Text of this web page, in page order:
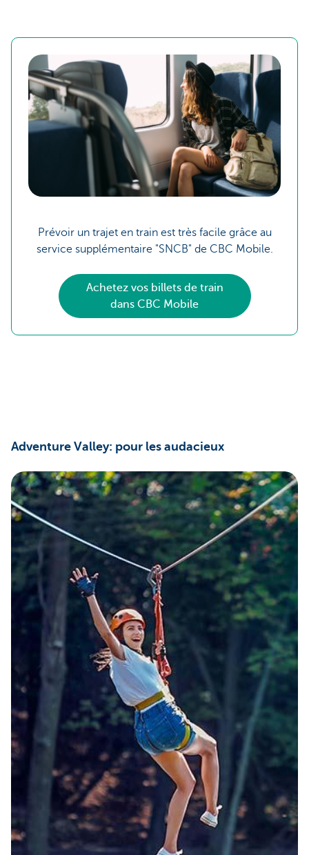
Prévoir un trajet en train est très facile grâce au
service supplémentaire "SNCB" de CBC Mobile.
Achetez vos billets de train
dans CBC Mobile
Adventure Valley: pour les audacieux